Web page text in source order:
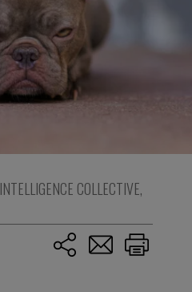
INTELLIGENCE COLLECTIVE,